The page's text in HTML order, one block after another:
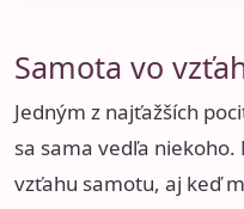
Samota vo
Jedným z najťažších
sa sama vedľa
vzťahu samotu, aj keď